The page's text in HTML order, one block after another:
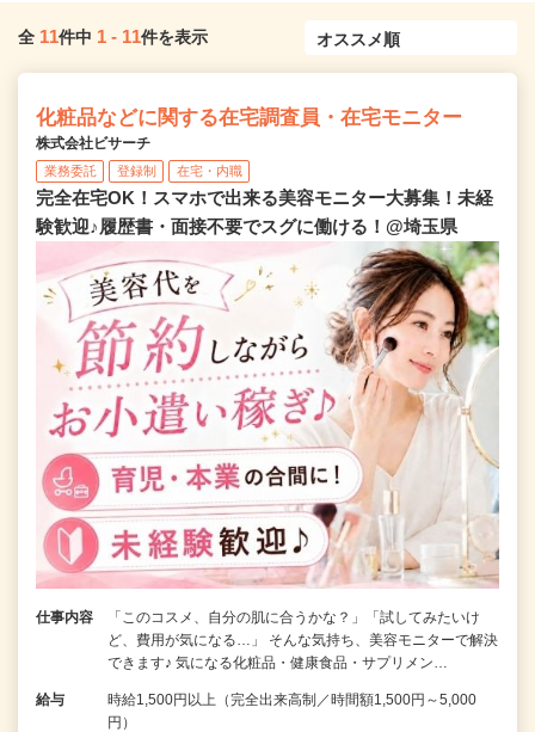
全 11件中 1 - 11件を表示
化粧品などに関する在宅調査員・在宅モニター
株式会社ビサーチ
業務委託 登録制 在宅・内職
完全在宅OK！スマホで出来る美容モニター大募集！未経
験歓迎♪履歴書・面接不要でスグに働ける！@埼玉県
仕事内容
「このコスメ、自分の肌に合うかな？」「試してみたいけ
ど、費用が気になる…」 そんな気持ち、美容モニターで解決
できます♪ 気になる化粧品・健康食品・サプリメン…
給与
時給1,500円以上（完全出来高制／時間額1,500円～5,000
円）